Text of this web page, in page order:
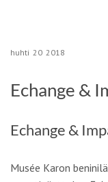
huhti 20 2018
Echange &
Echange &
Musée Karon